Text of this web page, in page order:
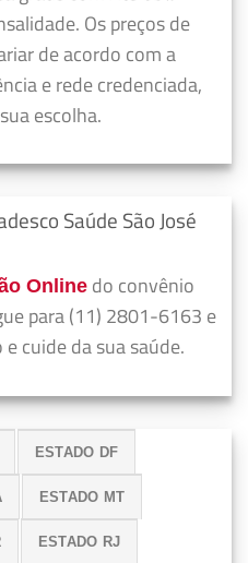
Os preços de
de acordo com a
e rede credenciada,
escolha.
Saúde São José
Online do convênio
para (11) 2801-6163 e
cuide da sua saúde.
ESTADO DF
ESTADO MT
ESTADO RJ